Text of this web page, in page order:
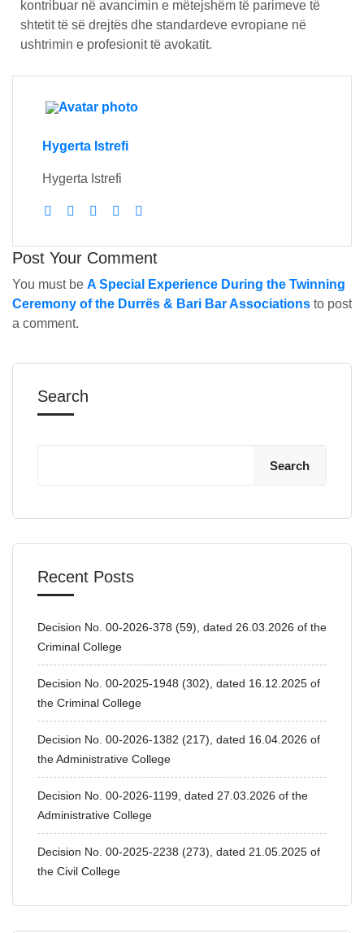
kontribuar në avancimin e mëtejshëm të parimeve të
shtetit të së drejtës dhe standardeve evropiane në
ushtrimin e profesionit të avokatit.
Hygerta Istrefi
Hygerta Istrefi
Post Your Comment
You must be A Special Experience During the Twinning
Ceremony of the Durrës & Bari Bar Associations to post
a comment.
Search
Search
Recent Posts
Decision No. 00-2026-378 (59), dated 26.03.2026 of the
Criminal College
Decision No. 00-2025-1948 (302), dated 16.12.2025 of
the Criminal College
Decision No. 00-2026-1382 (217), dated 16.04.2026 of
the Administrative College
Decision No. 00-2026-1199, dated 27.03.2026 of the
Administrative College
Decision No. 00-2025-2238 (273), dated 21.05.2025 of
the Civil College